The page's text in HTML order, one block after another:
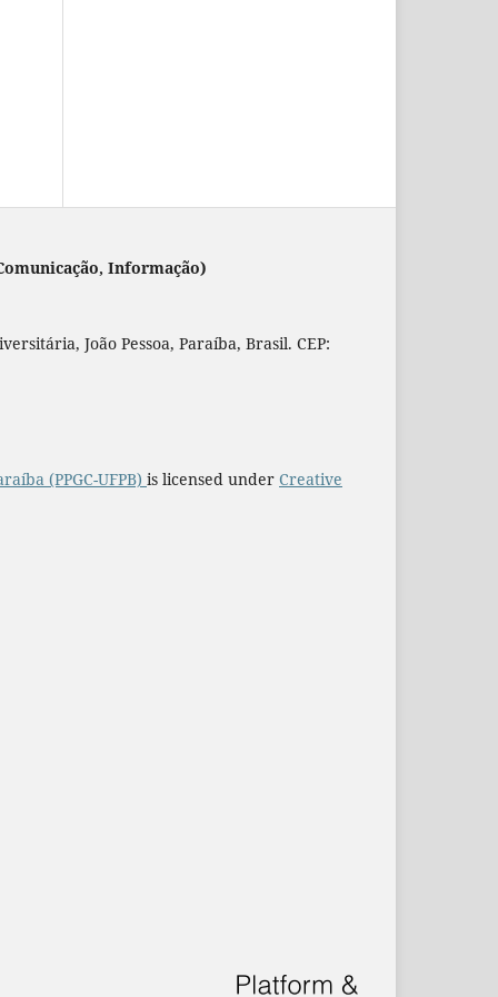
Informação)
João Pessoa, Paraíba, Brasil. CEP:
(PPGC-UFPB) is licensed under Creative